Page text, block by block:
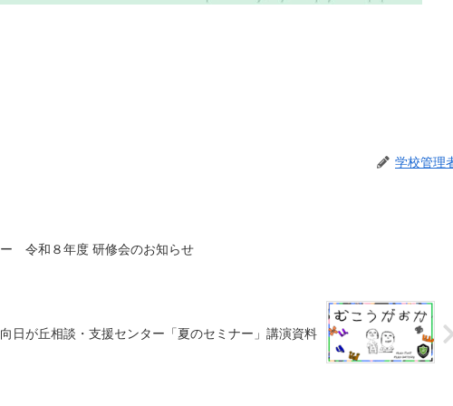
学校管理
令和８年度 研修会のお知らせ
日が丘相談・支援センター「夏のセミナー」講演資料